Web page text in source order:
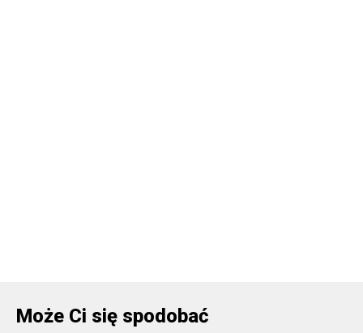
Może Ci się spodobać